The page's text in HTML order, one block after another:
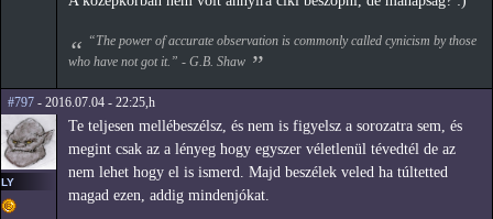
“The power of accurate observation is commonly called cynicism by those
who have not got it.” - G.B. Shaw
#797 - 2016.07.04 - 22:25,h
LY
Te teljesen mellébeszélsz, és nem is figyelsz a sorozatra sem, és
megint csak az a lényeg hogy egyszer véletlenül tévedtél de az
nem lehet hogy el is ismerd. Majd beszélek veled ha túltetted
magad ezen, addig mindenjókat.